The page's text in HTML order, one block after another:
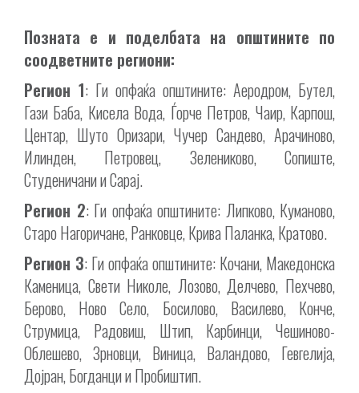
Позната е и поделбата на општините по
соодветните региони:
Регион 1: Ги опфаќа општините: Аеродром, Бутел,
Гази Баба, Кисела Вода, Ѓорче Петров, Чаир, Карпош,
Центар, Шуто Оризари, Чучер Сандево, Арачиново,
Илинден, Петровец, Зелениково, Сопиште,
Студеничани и Сарај.
Регион 2: Ги опфаќа општините: Липково, Куманово,
Старо Нагоричане, Ранковце, Крива Паланка, Кратово.
Регион 3: Ги опфаќа општините: Кочани, Македонска
Каменица, Свети Николе, Лозово, Делчево, Пехчево,
Берово, Ново Село, Босилово, Василево, Конче,
Струмица, Радовиш, Штип, Карбинци, Чешиново-
Облешево, Зрновци, Виница, Валандово, Гевгелија,
Дојран, Богданци и Пробиштип.